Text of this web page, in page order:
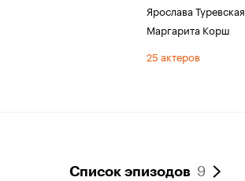
Ярослава Туревская
Маргарита Корш
25 актеров
Список эпизодов 9